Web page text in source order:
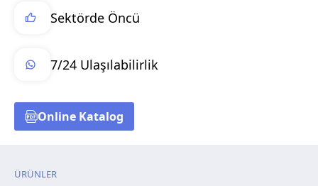
Sektörde Öncü
7/24 Ulaşılabilirlik
Online Katalog
ÜRÜNLER